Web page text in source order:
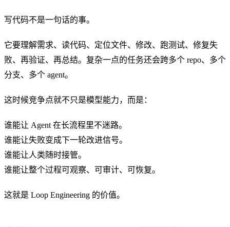
写代码不是一句话的事。
它要理解需求、读代码、定位文件、修改、跑测试、修复失
败、再验证、再总结。复杂一点的任务还会跨多个 repo、多个
分支、多个 agent。
这时候竞争点就不只是模型能力，而是：
谁能让 Agent 在长流程里不迷路。
谁能让失败变成下一轮改进信号。
谁能让人类随时接管。
谁能让整个过程可观察、可审计、可恢复。
这就是 Loop Engineering 的价值。